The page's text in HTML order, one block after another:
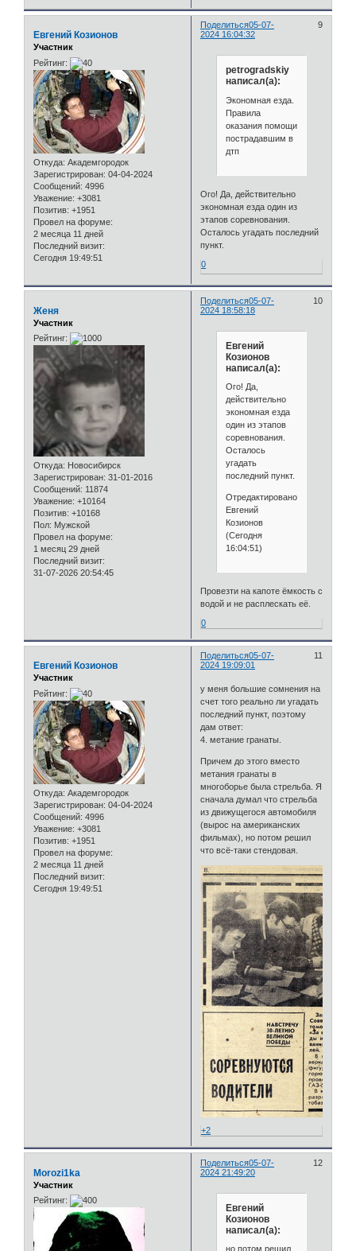
Поделиться 9
05-07-
2024 16:04:32
Евгений Козионов
Участник
Рейтинг:
Откуда: Академгородок
Зарегистрирован: 04-04-2024
Сообщений: 4996
Уважение: +3081
Позитив: +1951
Провел на форуме:
2 месяца 11 дней
Последний визит:
Сегодня 19:49:51
petrogradskiy
написал(а):
Экономная езда.
Правила
оказания помощи
пострадавшим в
дтп
Ого! Да, действительно
экономная езда один из
этапов соревнования.
Осталось угадать последний
пункт.
0
Поделиться 10
05-07-
2024 18:58:18
Женя
Участник
Рейтинг:
Откуда: Новосибирск
Зарегистрирован: 31-01-2016
Сообщений: 11874
Уважение: +10164
Позитив: +10168
Пол: Мужской
Провел на форуме:
1 месяц 29 дней
Последний визит:
31-07-2026 20:54:45
Евгений
Козионов
написал(а):
Ого! Да,
действительно
экономная езда
один из этапов
соревнования.
Осталось
угадать
последний пункт.
Отредактировано
Евгений
Козионов
(Сегодня
16:04:51)
Провезти на капоте ёмкость с
водой и не расплескать её.
0
Поделиться 11
05-07-
2024 19:09:01
Евгений Козионов
Участник
Рейтинг:
Откуда: Академгородок
Зарегистрирован: 04-04-2024
Сообщений: 4996
Уважение: +3081
Позитив: +1951
Провел на форуме:
2 месяца 11 дней
Последний визит:
Сегодня 19:49:51
у меня большие сомнения на
счет того реально ли угадать
последний пункт, поэтому
дам ответ:
4. метание гранаты.
Причем до этого вместо
метания гранаты в
многоборье была стрельба. Я
сначала думал что стрельба
из движущегося автомобиля
(вырос на американских
фильмах), но потом решил
что всё-таки стендовая.
+2
Поделиться 12
05-07-
2024 21:49:20
Morozi1ka
Участник
Рейтинг:
Евгений
Козионов
написал(а):
но потом решил